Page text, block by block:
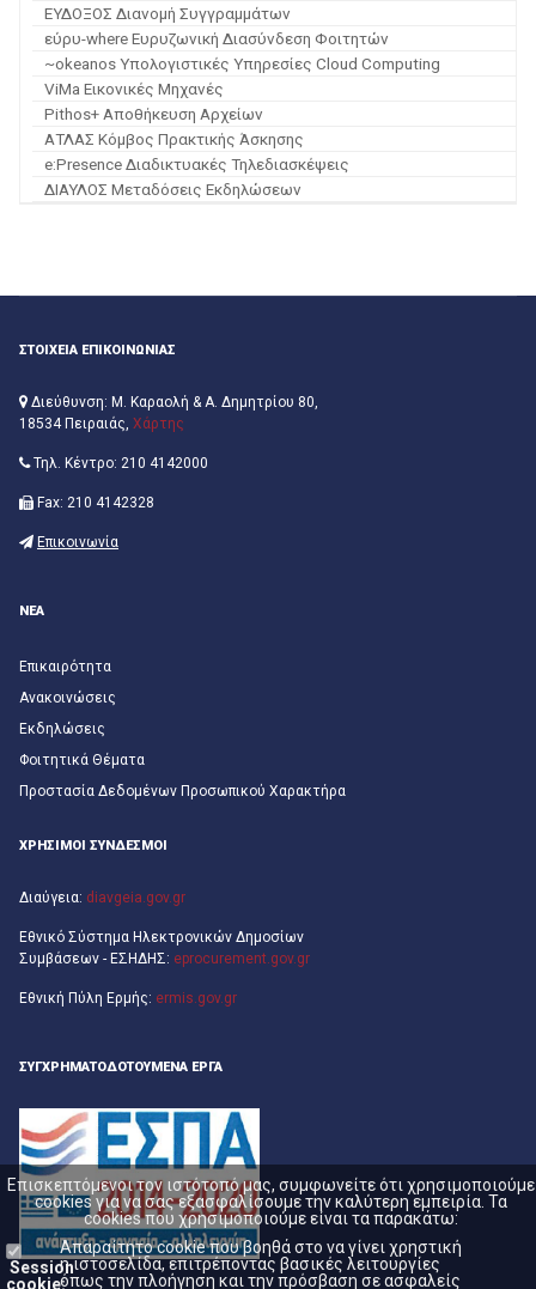
ΕΥΔΟΞΟΣ Διανομή Συγγραμμάτων
εύρυ-where Ευρυζωνική Διασύνδεση Φοιτητών
~okeanos Yπολογιστικές Yπηρεσίες Cloud Computing
ViMa Εικονικές Μηχανές
Pithos+ Αποθήκευση Αρχείων
ΑΤΛΑΣ Κόμβος Πρακτικής Άσκησης
e:Presence Διαδικτυακές Τηλεδιασκέψεις
ΔΙΑΥΛΟΣ Μεταδόσεις Εκδηλώσεων
ΣΤΟΙΧΕΙΑ ΕΠΙΚΟΙΝΩΝΙΑΣ
Διεύθυνση: Μ. Καραολή & Α. Δημητρίου 80,
18534 Πειραιάς, Χάρτης
Τηλ. Κέντρο: 210 4142000
Fax: 210 4142328
Επικοινωνία
ΝΕΑ
Επικαιρότητα
Ανακοινώσεις
Εκδηλώσεις
Φοιτητικά Θέματα
Προστασία Δεδομένων Προσωπικού Χαρακτήρα
ΧΡΗΣΙΜΟΙ ΣΥΝΔΕΣΜΟΙ
Διαύγεια: diavgeia.gov.gr
Εθνικό Σύστημα Ηλεκτρονικών Δημοσίων
Συμβάσεων - ΕΣΗΔΗΣ: eprocurement.gov.gr
Εθνική Πύλη Ερμής: ermis.gov.gr
ΣΥΓΧΡΗΜΑΤΟΔΟΤΟΎΜΕΝΑ ΈΡΓΑ
Επισκεπτόμενοι τον ιστότοπό μας, συμφωνείτε ότι χρησιμοποιούμε
cookies για να σας εξασφαλίσουμε την καλύτερη εμπειρία. Τα
cookies που χρησιμοποιούμε είναι τα παρακάτω:
Session
cookie:
Απαραίτητο cookie που βοηθά στο να γίνει χρηστική
η ιστοσελίδα, επιτρέποντας βασικές λειτουργίες
όπως την πλοήγηση και την πρόσβαση σε ασφαλείς